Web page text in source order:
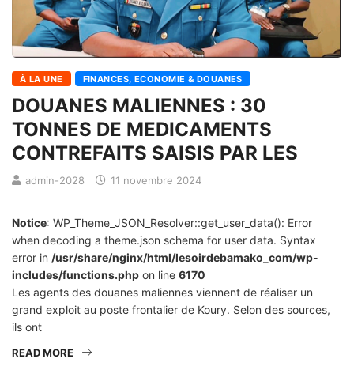
À LA UNE FINANCES, ECONOMIE & DOUANES
DOUANES MALIENNES : 30
TONNES DE MEDICAMENTS
CONTREFAITS SAISIS PAR LES
admin-2028 11 novembre 2024
Notice: WP_Theme_JSON_Resolver::get_user_data(): Error
when decoding a theme.json schema for user data. Syntax
error in /usr/share/nginx/html/lesoirdebamako_com/wp-
includes/functions.php on line 6170
Les agents des douanes maliennes viennent de réaliser un
grand exploit au poste frontalier de Koury. Selon des sources,
ils ont
READ MORE